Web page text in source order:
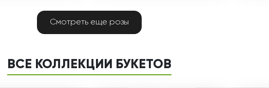
Смотреть еще розы
ВСЕ КОЛЛЕКЦИИ БУКЕТОВ